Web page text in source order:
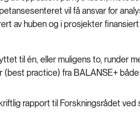
vil få ansvar for
av huben og i prosjekter finansiert
til én, eller muligens to, runder
practice) fra BALANSE+ både
rapport til Forskningsrådet ved